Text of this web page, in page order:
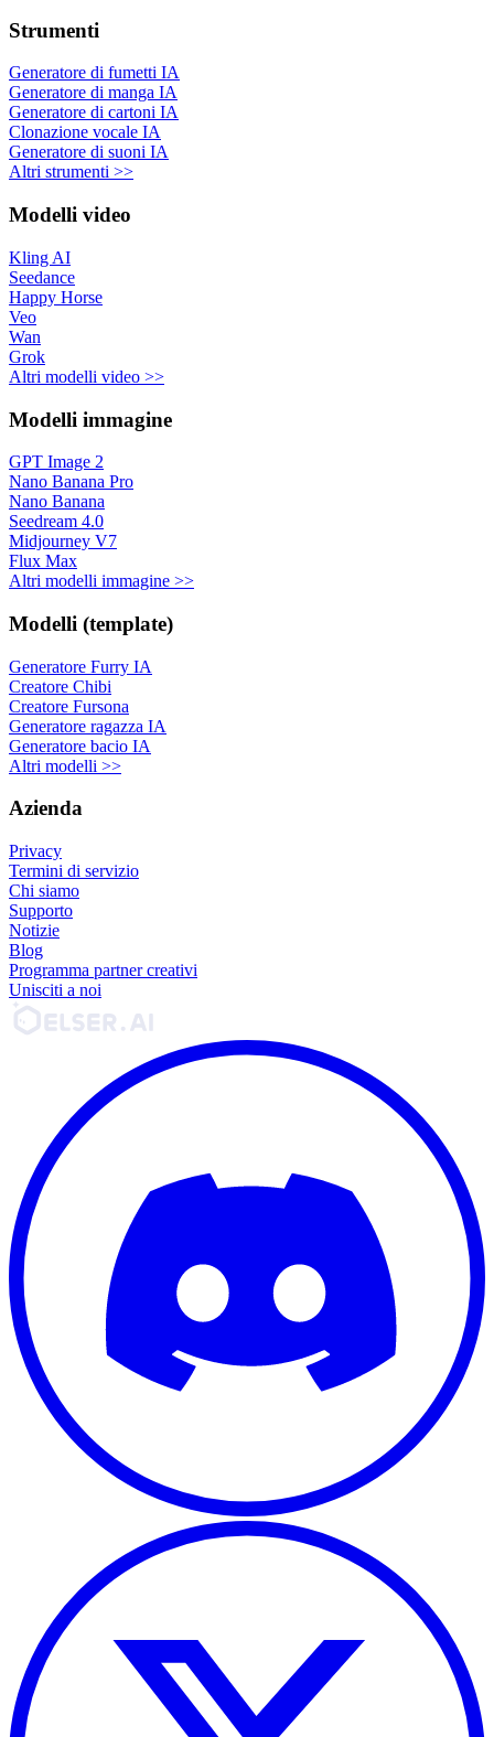
Strumenti
Generatore di fumetti IA
Generatore di manga IA
Generatore di cartoni IA
Clonazione vocale IA
Generatore di suoni IA
Altri strumenti >>
Modelli video
Kling AI
Seedance
Happy Horse
Veo
Wan
Grok
Altri modelli video >>
Modelli immagine
GPT Image 2
Nano Banana Pro
Nano Banana
Seedream 4.0
Midjourney V7
Flux Max
Altri modelli immagine >>
Modelli (template)
Generatore Furry IA
Creatore Chibi
Creatore Fursona
Generatore ragazza IA
Generatore bacio IA
Altri modelli >>
Azienda
Privacy
Termini di servizio
Chi siamo
Supporto
Notizie
Blog
Programma partner creativi
Unisciti a noi